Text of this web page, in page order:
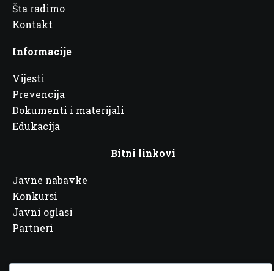
Šta radimo
Kontakt
Informacije
Vijesti
Prevencija
Dokumenti i materijali
Edukacija
Bitni linkovi
Javne nabavke
Konkursi
Javni oglasi
Partneri